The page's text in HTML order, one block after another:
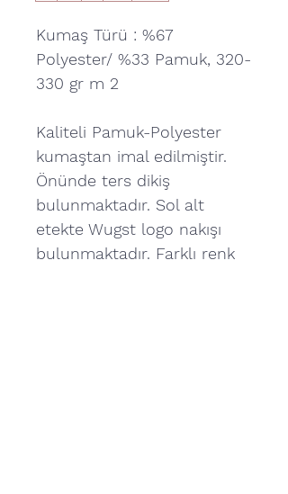
Kumaş Türü : %67
Polyester/ %33 Pamuk, 320-
330 gr m 2
Kaliteli Pamuk-Polyester
kumaştan imal edilmiştir.
Önünde ters dikiş
bulunmaktadır. Sol alt
etekte Wugst logo nakışı
bulunmaktadır. Farklı renk